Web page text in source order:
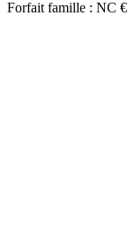
Forfait famille : NC €